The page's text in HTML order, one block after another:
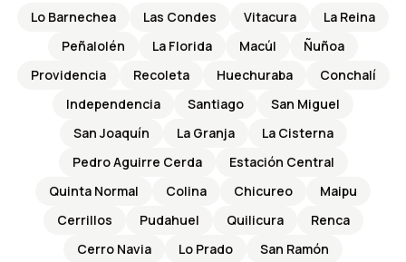
Lo Barnechea Las Condes Vitacura
La Reina
Peñalolén
La Florida Macúl
Ñuñoa
Providencia
Recoleta Huechuraba
Conchalí
Independencia
Santiago
San Miguel
San Joaquín
La Granja
La Cisterna
Pedro Aguirre Cerda
Estación Central
Quinta Normal
Colina Chicureo
Maipu
Cerrillos
Pudahuel Quilicura
Renca
Cerro Navia
Lo Prado San Ramón